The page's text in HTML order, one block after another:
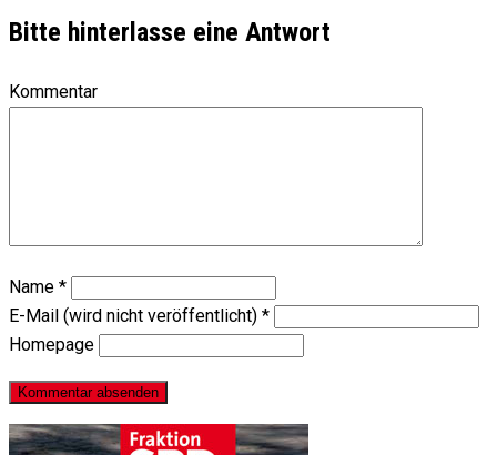
Bitte hinterlasse eine Antwort
Kommentar
Name *
E-Mail (wird nicht veröffentlicht) *
Homepage